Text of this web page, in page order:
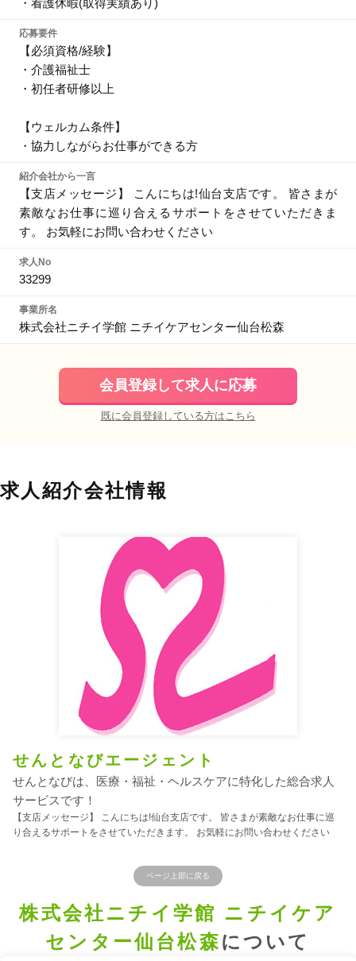
・看護休暇(取得実績あり)
応募要件
【必須資格/経験】
・介護福祉士
・初任者研修以上
【ウェルカム条件】
・協力しながらお仕事ができる方
紹介会社から一言
【支店メッセージ】 こんにちは!仙台支店です。 皆さまが
素敵なお仕事に巡り合えるサポートをさせていただきま
す。 お気軽にお問い合わせください
求人No
33299
事業所名
株式会社ニチイ学館 ニチイケアセンター仙台松森
会員登録して求人に応募
既に会員登録している方はこちら
求人紹介会社情報
せんとなびエージェント
せんとなびは、医療・福祉・ヘルスケアに特化した総合求人
サービスです！
【支店メッセージ】 こんにちは!仙台支店です。 皆さまが素敵なお仕事に巡
り合えるサポートをさせていただきます。 お気軽にお問い合わせください
ページ上部に戻る
株式会社ニチイ学館 ニチイケア
センター仙台松森について